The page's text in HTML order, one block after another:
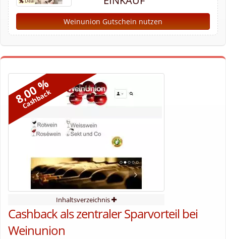
Weinunion Gutschein nutzen
8,00 %
Cashback
Inhaltsverzeichnis
Cashback als zentraler Sparvorteil bei
Weinunion